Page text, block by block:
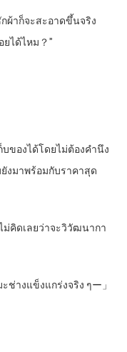
ผ้าก็จะสะอาดขึ้นจริง
ได้ไหม？”
ของได้โดยไม่ต้องคำนึง
งมาพร้อมกับราคาสุด
ม่คิดเลยว่าจะวิวัฒนากา
างแข็งแกร่งจริง ๆー」